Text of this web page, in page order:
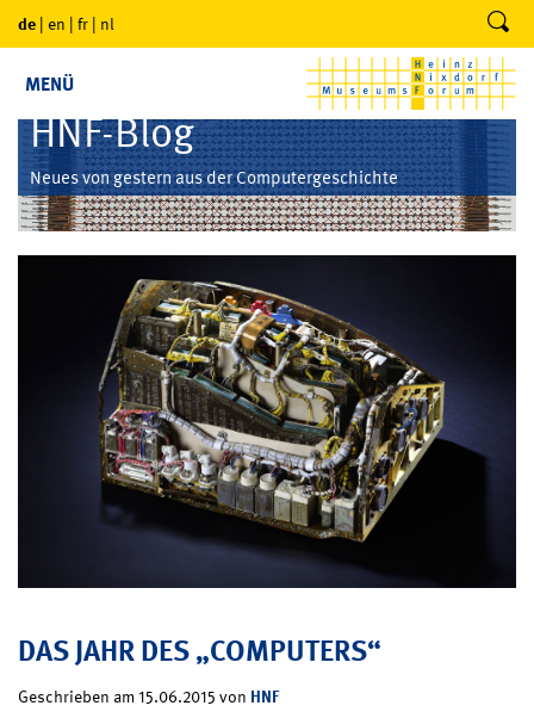
de | en | fr | nl
MENÜ
HNF-Blog
Neues von gestern aus der Computergeschichte
DAS JAHR DES „COMPUTERS“
Geschrieben am 15.06.2015 von HNF